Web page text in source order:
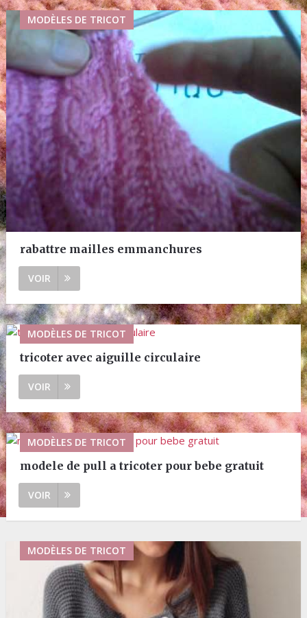
MODÈLES DE TRICOT
rabattre mailles emmanchures
VOIR
MODÈLES DE TRICOT
tricoter avec aiguille circulaire
VOIR
MODÈLES DE TRICOT
modele de pull a tricoter pour bebe gratuit
VOIR
MODÈLES DE TRICOT